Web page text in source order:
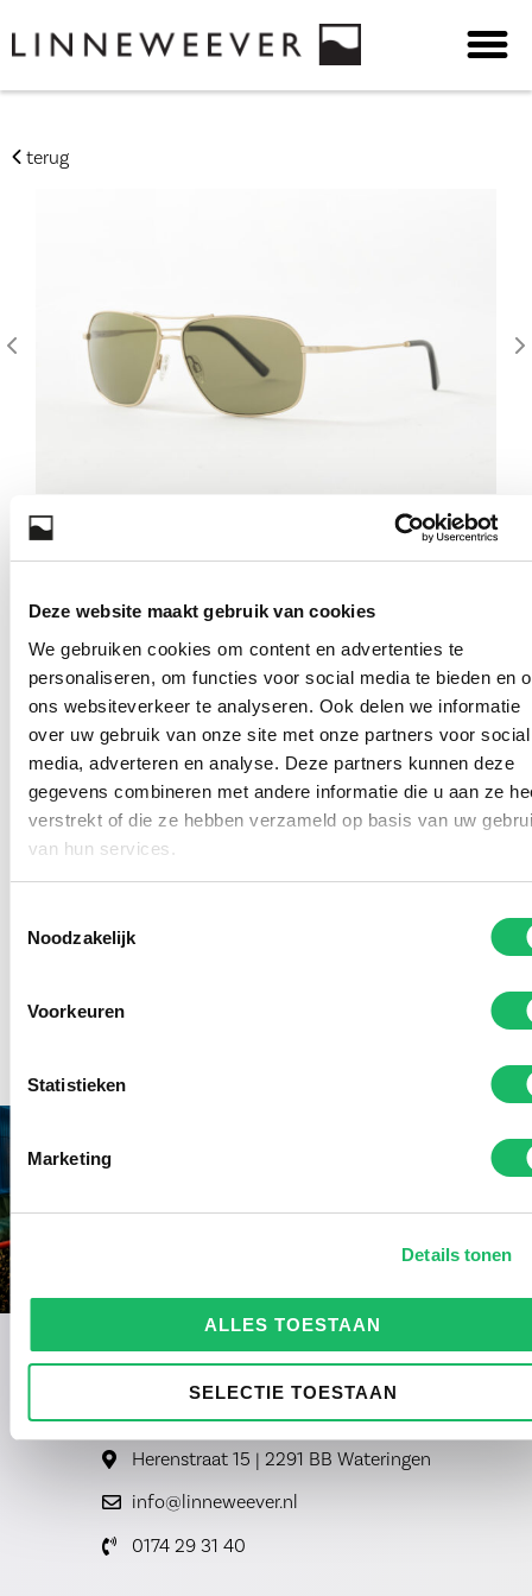
Deze website maakt gebruik van cookies
We gebruiken cookies om content en advertenties te
personaliseren, om functies voor social media te bieden en
ons websiteverkeer te analyseren. Ook delen we informatie
over uw gebruik van onze site met onze partners voor social
media, adverteren en analyse. Deze partners kunnen deze
gegevens combineren met andere informatie die u aan ze
verstrekt of die ze hebben verzameld op basis van uw
van hun services.
Noodzakelijk
Voorkeuren
Statistieken
Marketing
Details tonen
ALLES TOESTAAN
SELECTIE TOESTAAN
terug
Kom deze (zonne)brillen
passen in onze winkel
Herenstraat 15 | 2291 BB Wateringen
info@linneweever.nl
0174 29 31 40